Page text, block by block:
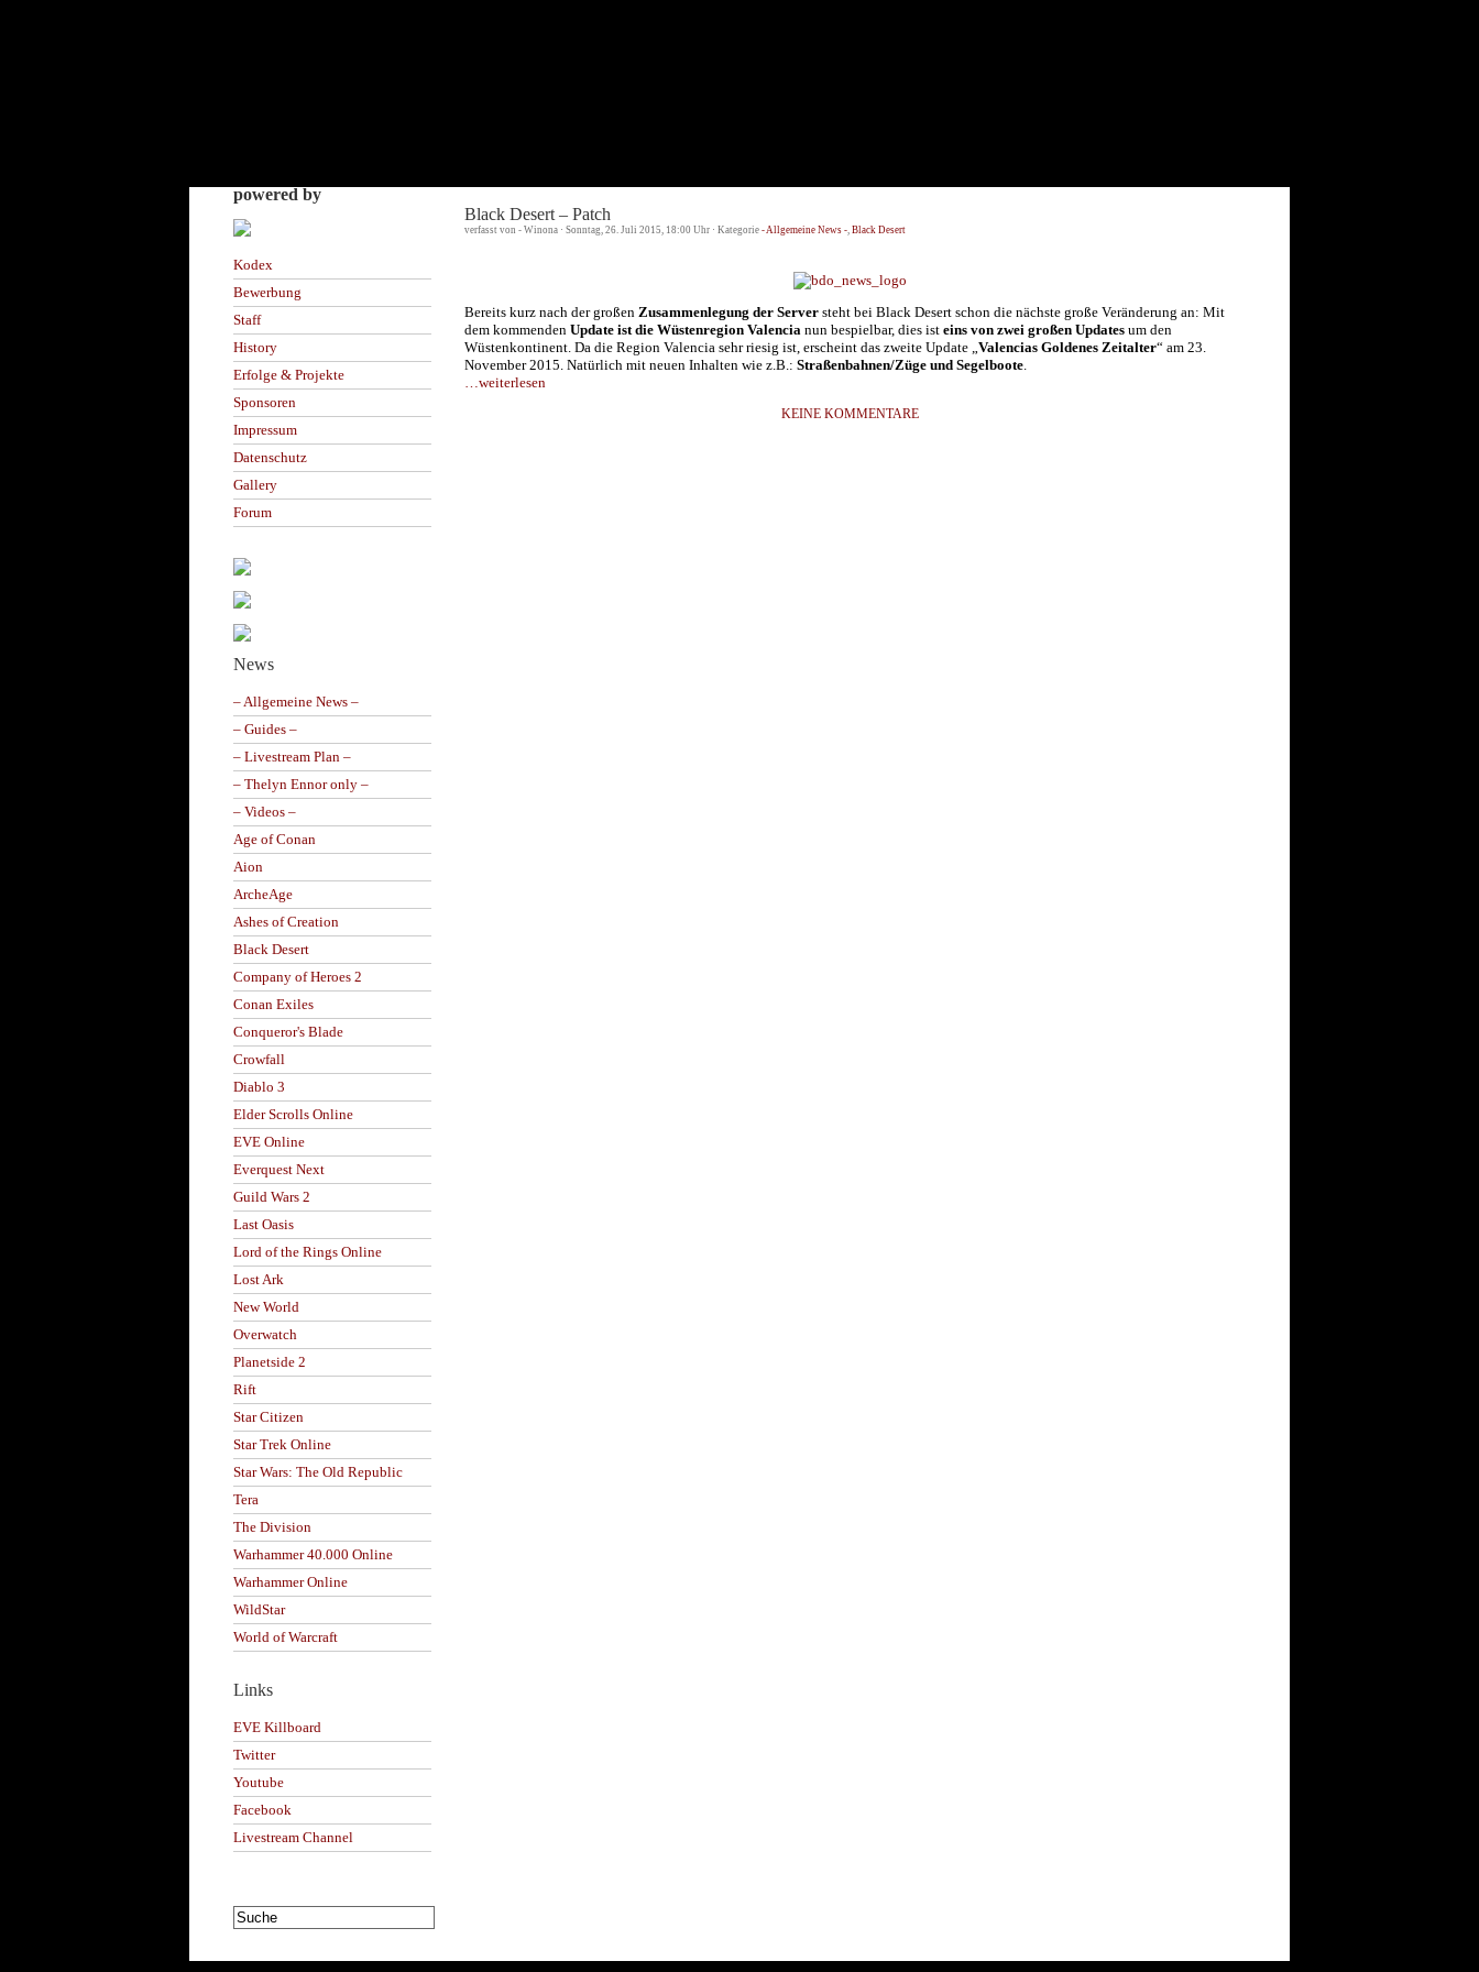
powered by
Kodex
Bewerbung
Staff
History
Erfolge & Projekte
Sponsoren
Impressum
Datenschutz
Gallery
Forum
News
– Allgemeine News –
– Guides –
– Livestream Plan –
– Thelyn Ennor only –
– Videos –
Age of Conan
Aion
ArcheAge
Ashes of Creation
Black Desert
Company of Heroes 2
Conan Exiles
Conqueror's Blade
Crowfall
Diablo 3
Elder Scrolls Online
EVE Online
Everquest Next
Guild Wars 2
Last Oasis
Lord of the Rings Online
Lost Ark
New World
Overwatch
Planetside 2
Rift
Star Citizen
Star Trek Online
Star Wars: The Old Republic
Tera
The Division
Warhammer 40.000 Online
Warhammer Online
WildStar
World of Warcraft
Links
EVE Killboard
Twitter
Youtube
Facebook
Livestream Channel
Black Desert – Patch
verfasst von - Winona · Sonntag, 26. Juli 2015, 18:00 Uhr · Kategorie - Allgemeine News -, Black Desert
Bereits kurz nach der großen Zusammenlegung der Server steht bei Black Desert schon die nächste große Veränderung an: Mit
dem kommenden Update ist die Wüstenregion Valencia nun bespielbar, dies ist eins von zwei großen Updates um den
Wüstenkontinent. Da die Region Valencia sehr riesig ist, erscheint das zweite Update „ Valencias Goldenes Zeitalter“ am 23.
November 2015. Natürlich mit neuen Inhalten wie z.B.: Straßenbahnen/Züge und Segelboote
…weiterlesen
KEINE KOMMENTARE